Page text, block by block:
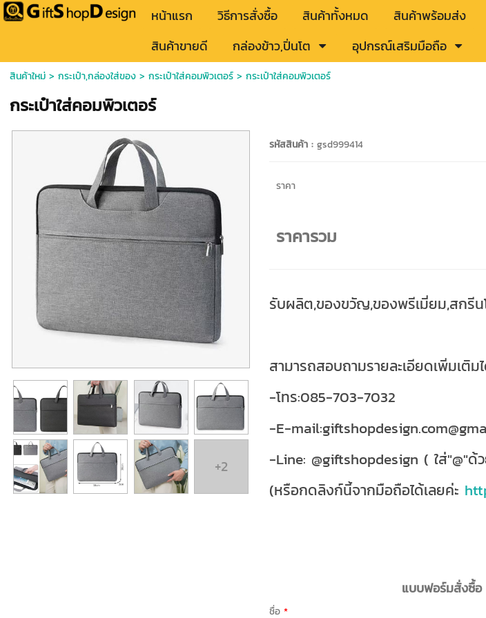
หน้าแรก วิธีการสั่งซื้อ สินค้าทั้งหมด สินค้าพร้อมส่ง
สินค้าขายดี
กล่องข้าว,ปิ่นโต อุปกรณ์เสริมมือถือ
สินค้าใหม่> กระเป๋า,กล่องใส่ของ> กระเป๋าใส่คอมพิวเตอร์> กระเป๋าใส่คอมพิวเตอร์
กระเป๋าใส่คอมพิวเตอร์
+2
รหัสสินค้า : gsd999414
ราคา
ราคารวม
รับผลิต,ของขวัญ,ของพรีเมี่ยม,สกรีน
สามารถสอบถามรายละเอียดเพิ่มเติม
-โทร:085-703-7032
-E-
-Line: @giftshopdesign ( ใส่"@"ด้
(หรือกดลิงก์นี้จากมือถือได้เลยค่ะ
แบบฟอร์มสั่งซื้อ
ชื่อ *